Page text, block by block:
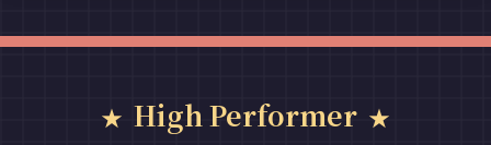
High Performer